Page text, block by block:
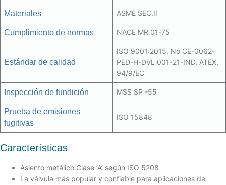
Materiales ASME SEC.II
Cumplimiento de normas NACE MR 01-75
Estándar de calidad
ISO 9001:2015, No CE-0062-
PED-H-DVL 001-21-IND, ATEX,
94/9/EC
Inspección de fundición MSS SP -55
Prueba de emisiones
fugitivas
ISO 15848
Características
Asiento metálico Clase ‘A’ según ISO 5208
La válvula más popular y confiable para aplicaciones de